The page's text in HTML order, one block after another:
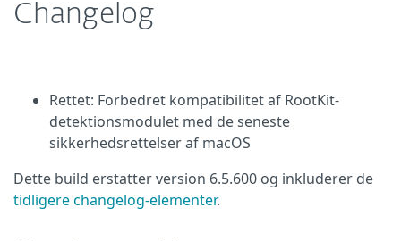
Changelog
Rettet: Forbedret kompatibilitet af RootKit-
detektionsmodulet med de seneste
sikkerhedsrettelser af macOS
Dette build erstatter version 6.5.600 og inkluderer de
tidligere changelog-elementer.